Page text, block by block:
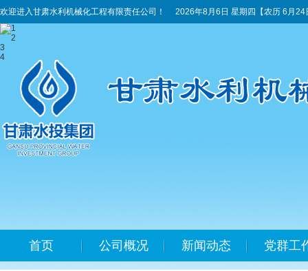
欢迎进入甘肃水利机械化工程有限责任公司！ 2026年8月6日 星期四
【农历 6月24
1
2
3
4
首页 公司概况 新闻动态 党群工